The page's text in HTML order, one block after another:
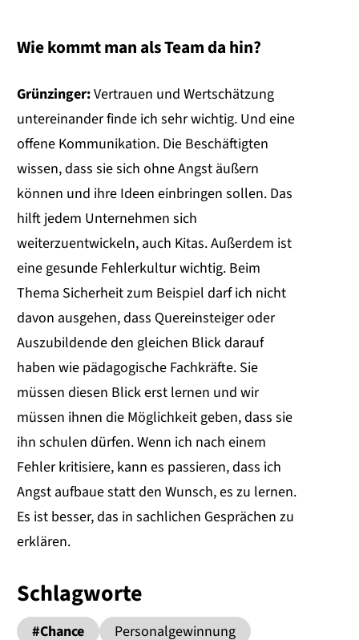
Wie kommt man als Team da hin?
Grünzinger:Vertrauen und Wertschätzung
untereinander finde ich sehr wichtig. Und eine
offene Kommunikation. Die Beschäftigten
wissen, dass sie sich ohne Angst äußern
können und ihre Ideen einbringen sollen. Das
hilft jedem Unternehmen sich
weiterzuentwickeln, auch Kitas. Außerdem ist
eine gesunde Fehlerkultur wichtig. Beim
Thema Sicherheit zum Beispiel darf ich nicht
davon ausgehen, dass Quereinsteiger oder
Auszubildende den gleichen Blick darauf
haben wie pädagogische Fachkräfte. Sie
müssen diesen Blick erst lernen und wir
müssen ihnen die Möglichkeit geben, dass sie
ihn schulen dürfen. Wenn ich nach einem
Fehler kritisiere, kann es passieren, dass ich
Angst aufbaue statt den Wunsch, es zu lernen.
Es ist besser, das in sachlichen Gesprächen zu
erklären.
Schlagworte
#Chance
Personalgewinnung